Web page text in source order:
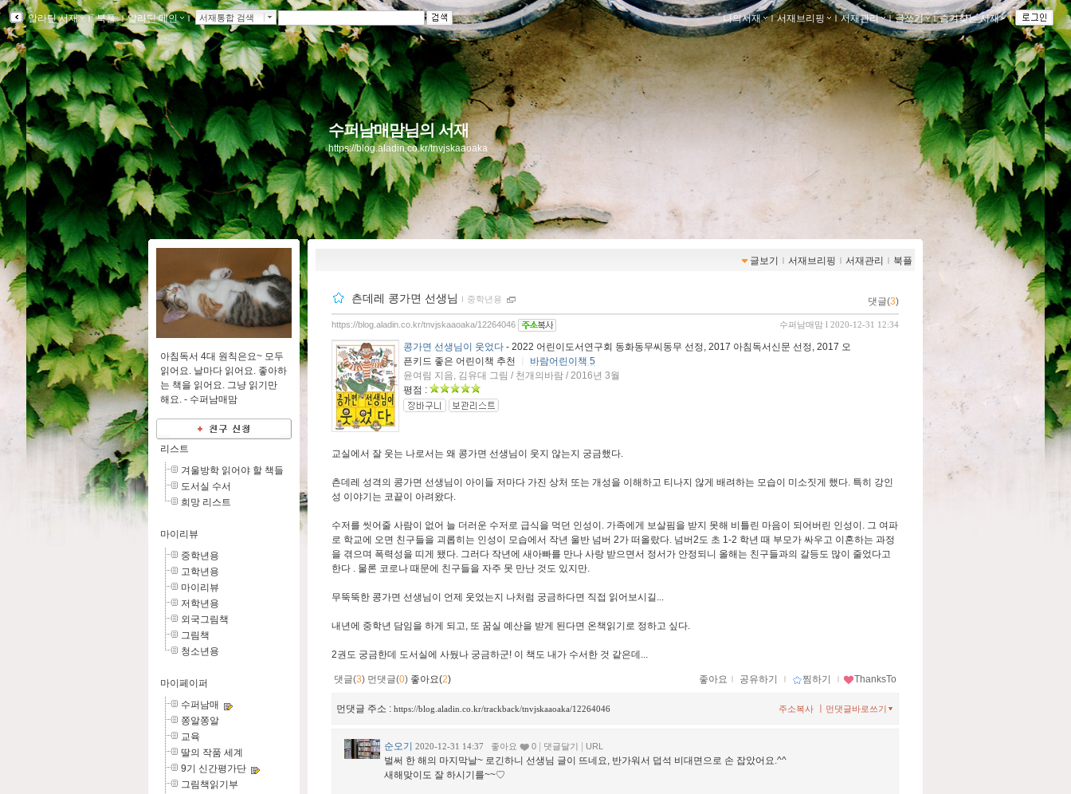
알라딘 서재 ｌ북플ｌ알라딘 메인 ｌ 서재통합 검색 나의서재 ｌ서재브리핑 ｌ서재관리 ｌ글쓰기 ｌ즐겨찾는 서재 ｌ
수퍼남매맘님의 서재
https://blog.aladin.co.kr/tnvjskaaoaka
글보기 ｌ 서재브리핑 ｌ 서재관리 ｌ 북플
츤데레 콩가면 선생님 ｌ 중학년용 댓글(3)
수퍼남매맘 l 2020-12-31 12:34
https://blog.aladin.co.kr/tnvjskaaoaka/12264046
콩가면 선생님이 웃었다 - 2022 어린이도서연구회 동화동무씨동무 선정, 2017 아침독서신문 선정, 2017 오
픈키드 좋은 어린이책 추천
바람어린이책 5
윤여림 지음, 김유대 그림 / 천개의바람 / 2016년 3월
평점 :
교실에서 잘 웃는 나로서는 왜 콩가면 선생님이 웃지 않는지 궁금했다.
츤데레 성격의 콩가면 선생님이 아이들 저마다 가진 상처 또는 개성을 이해하고 티나지 않게 배려하는 모습이 미소짓게 했다. 특히 강인
성 이야기는 코끝이 아려왔다.
수저를 씻어줄 사람이 없어 늘 더러운 수저로 급식을 먹던 인성이. 가족에게 보살핌을 받지 못해 비틀린 마음이 되어버린 인성이. 그 여파
로 학교에 오면 친구들을 괴롭히는 인성이 모습에서 작년 울반 넘버 2가 떠올랐다. 넘버2도 초 1-2 학년 때 부모가 싸우고 이혼하는 과정
을 겪으며 폭력성을 띠게 됐다. 그러다 작년에 새아빠를 만나 사랑 받으면서 정서가 안정되니 올해는 친구들과의 갈등도 많이 줄었다고
한다 . 물론 코로나 때문에 친구들을 자주 못 만난 것도 있지만.
무뚝뚝한 콩가면 선생님이 언제 웃었는지 나처럼 궁금하다면 직접 읽어보시길...
내년에 중학년 담임을 하게 되고, 또 꿈실 예산을 받게 된다면 온책읽기로 정하고 싶다.
2권도 궁금한데 도서실에 사뒀나 궁금하군! 이 책도 내가 수서한 것 같은데...
댓글(3) 먼댓글(0) 좋아요(2) 좋아요 ｌ 공유하기 ｌ 찜하기 ｌ ThanksTo
먼댓글 주소 : https://blog.aladin.co.kr/trackback/tnvjskaaoaka/12264046 먼댓글바로쓰기
주소복사
순오기 2020-12-31 14:37 좋아요 0 댓글달기 URL
벌써 한 해의 마지막날~ 로긴하니 선생님 글이 뜨네요, 반가워서 덥석 비대면으로 손 잡았어요.^^
새해맞이도 잘 하시기를~~♡
아침독서 4대 원칙은요~ 모두
읽어요. 날마다 읽어요. 좋아하
는 책을 읽어요. 그냥 읽기만
해요. - 수퍼남매맘
리스트
겨울방학 읽어야 할 책들
도서실 수서
희망 리스트
마이리뷰
중학년용
고학년용
마이리뷰
저학년용
외국그림책
그림책
청소년용
마이페이퍼
수퍼남매
쫑알쫑알
교육
딸의 작품 세계
9기 신간평가단
그림책읽기부